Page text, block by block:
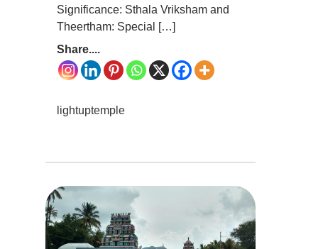
Significance: Sthala Vriksham and
Theertham: Special […]
Share....
lightuptemple